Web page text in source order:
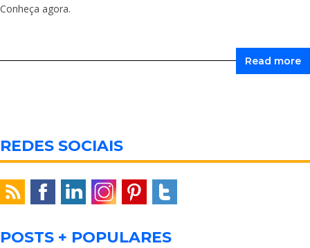
Conheça agora.
Read more
REDES SOCIAIS
POSTS + POPULARES